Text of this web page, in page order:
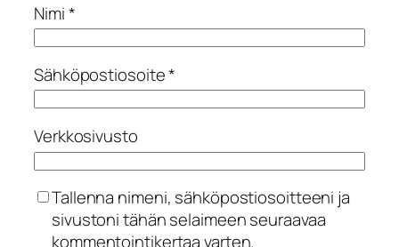
Nimi*
Sähköpostiosoite*
Verkkosivusto
Tallenna nimeni, sähköpostiosoitteeni ja
sivustoni tähän selaimeen seuraavaa
kommentointikertaa varten.